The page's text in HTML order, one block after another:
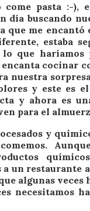
pasta :-),
día buscando
que me encantó
estaba
que haríamos
encanta cocinar
nuestra
y este es
y ahora es
para el
y
un restaurante
algunas veces
necesitamos